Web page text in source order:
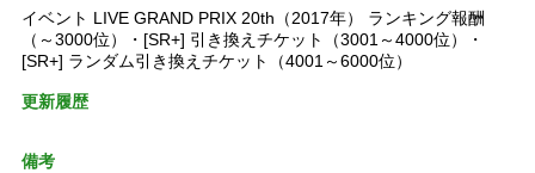
イベント LIVE GRAND PRIX 20th（2017年） ランキング報酬
（～3000位）・[SR+] 引き換えチケット（3001～4000位）・
[SR+] ランダム引き換えチケット（4001～6000位）
更新履歴
備考